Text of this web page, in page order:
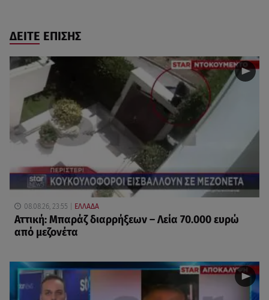
ΔΕΙΤΕ ΕΠΙΣΗΣ
08.08.26, 23:55 ΕΛΛΑΔΑ
Αττική: Μπαράζ διαρρήξεων – Λεία 70.000 ευρώ
από μεζονέτα